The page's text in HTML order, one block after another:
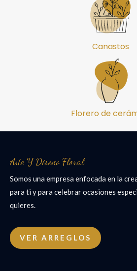
Canastos
Florero de
Arte Y Diseño Floral
Somos una empresa enfocada en la
para ti y para celebrar ocasiones
quieres.
VER ARREGLOS